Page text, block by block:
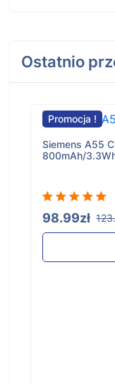
Ostatnio
Promocja !
Siemens A55
800mAh/
98.99zł